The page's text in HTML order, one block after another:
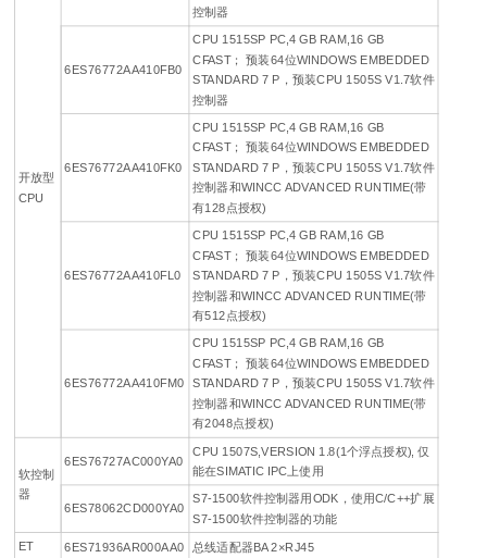
开放型
CPU
控制器
6ES76772AA410FB0
CPU 1515SP PC,4 GB RAM,16 GB
CFAST； 预装64位WINDOWS EMBEDDED
STANDARD 7 P，预装CPU 1505S V1.7软件
控制器
6ES76772AA410FK0
CPU 1515SP PC,4 GB RAM,16 GB
CFAST； 预装64位WINDOWS EMBEDDED
STANDARD 7 P，预装CPU 1505S V1.7软件
控制器和WINCC ADVANCED RUNTIME(带
有128点授权)
6ES76772AA410FL0
CPU 1515SP PC,4 GB RAM,16 GB
CFAST； 预装64位WINDOWS EMBEDDED
STANDARD 7 P，预装CPU 1505S V1.7软件
控制器和WINCC ADVANCED RUNTIME(带
有512点授权)
6ES76772AA410FM0
CPU 1515SP PC,4 GB RAM,16 GB
CFAST； 预装64位WINDOWS EMBEDDED
STANDARD 7 P，预装CPU 1505S V1.7软件
控制器和WINCC ADVANCED RUNTIME(带
有2048点授权)
软控制
器
6ES76727AC000YA0
CPU 1507S,VERSION 1.8(1个浮点授权), 仅
能在SIMATIC IPC上使用
6ES78062CD000YA0
S7-1500软件控制器用ODK，使用C/C++扩展
S7-1500软件控制器的功能
ET
6ES71936AR000AA0 总线适配器BA 2×RJ45